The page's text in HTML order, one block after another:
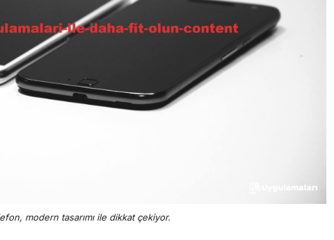
modern tasarımı ile dikkat çekiyor.